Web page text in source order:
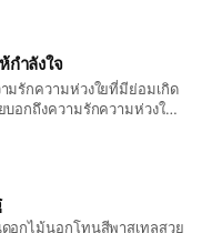
กำลังใจ
รักความห่วงใยที่มีย่อมเกิด
อกถึงความรักความห่วงใย
อกไม้นอกโทนสีพาสเทลสวย